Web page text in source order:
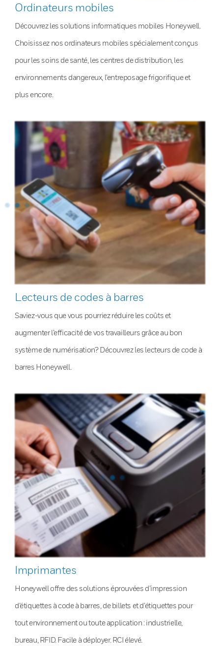
Ordinateurs mobiles
Découvrez les solutions informatiques mobiles Honeywell.
Choisissez nos ordinateurs mobiles spécialement conçus
pour les soins de santé, les centres de distribution, les
environnements dangereux, l’entreposage frigorifique et
plus encore.
Lecteurs de codes à barres
Saviez-vous que vous pourriez réduire les coûts et
augmenter l’efficacité de vos travailleurs grâce au bon
système de numérisation? Découvrez les lecteurs de code à
barres Honeywell.
Imprimantes
Honeywell offre des solutions éprouvées d’impression
d’étiquettes à code à barres, de billets et d’étiquettes pour
tout environnement ou toute application : industrielle,
bureau, RFID. Facile à déployer. RCI élevé.